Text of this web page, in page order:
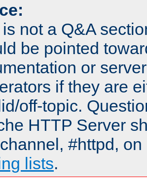
not a Q&A
be pointed
or
if they are
off-topic.
HTTP Server
#httpd,
lists.